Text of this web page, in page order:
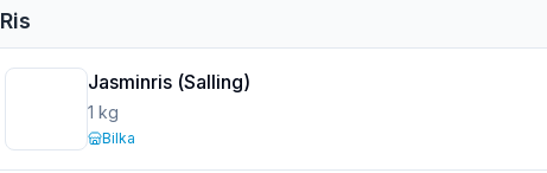
Ris
Jasminris (Salling)
1 kg
Bilka